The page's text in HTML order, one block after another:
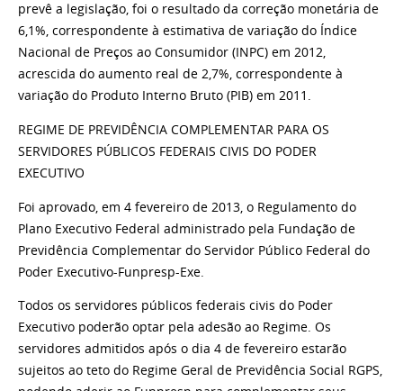
prevê a legislação, foi o resultado da correção monetária de
6,1%, correspondente à estimativa de variação do Índice
Nacional de Preços ao Consumidor (INPC) em 2012,
acrescida do aumento real de 2,7%, correspondente à
variação do Produto Interno Bruto (PIB) em 2011.
REGIME DE PREVIDÊNCIA COMPLEMENTAR PARA OS
SERVIDORES PÚBLICOS FEDERAIS CIVIS DO PODER
EXECUTIVO
Foi aprovado, em 4 fevereiro de 2013, o Regulamento do
Plano Executivo Federal administrado pela Fundação de
Previdência Complementar do Servidor Público Federal do
Poder Executivo-Funpresp-Exe.
Todos os servidores públicos federais civis do Poder
Executivo poderão optar pela adesão ao Regime. Os
servidores admitidos após o dia 4 de fevereiro estarão
sujeitos ao teto do Regime Geral de Previdência Social RGPS,